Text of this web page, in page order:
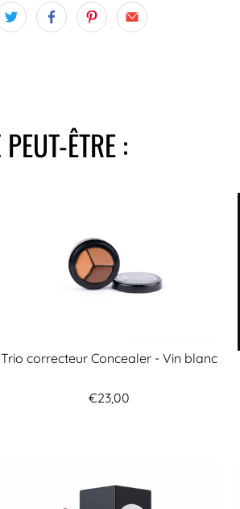
ÊTRE :
Trio correcteur Concealer - Vin blanc
€23,00